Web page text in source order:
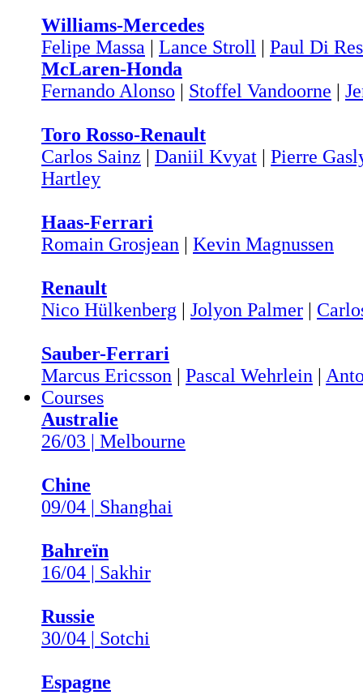
Williams-Mercedes
Felipe Massa | Lance Stroll | Paul Di
McLaren-Honda
Fernando Alonso | Stoffel Vandoorne |
Toro Rosso-Renault
Carlos Sainz | Daniil Kvyat | Pierre
Hartley
Haas-Ferrari
Romain Grosjean | Kevin Magnussen
Renault
Nico Hülkenberg | Jolyon Palmer |
Sauber-Ferrari
Marcus Ericsson | Pascal Wehrlein |
Courses
Australie
26/03 | Melbourne
Chine
09/04 | Shanghai
Bahreïn
16/04 | Sakhir
Russie
30/04 | Sotchi
Espagne